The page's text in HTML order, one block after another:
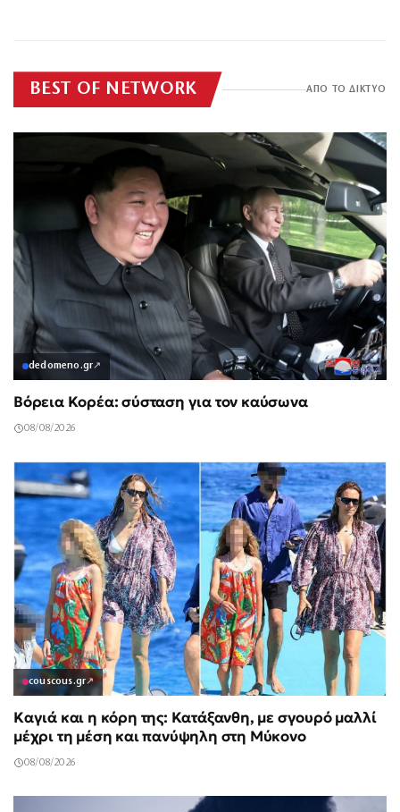
BEST OF NETWORK ΑΠΟ ΤΟ ΔΙΚΤΥΟ
dedomeno.gr↗
Βόρεια Κορέα: σύσταση για τον καύσωνα
08/08/2026
couscous.gr↗
Καγιά και η κόρη της: Κατάξανθη, με σγουρό μαλλί
μέχρι τη μέση και πανύψηλη στη Μύκονο
08/08/2026